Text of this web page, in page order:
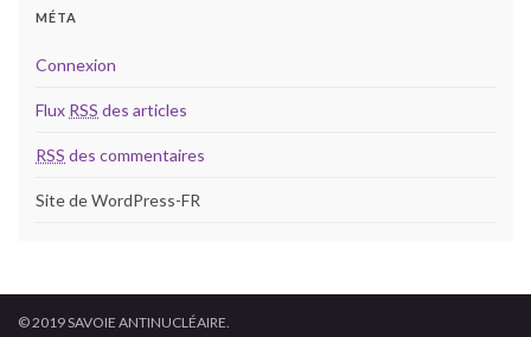
MÉTA
Connexion
Flux RSS des articles
RSS des commentaires
Site de WordPress-FR
© 2019 SAVOIE ANTINUCLÉAIRE.